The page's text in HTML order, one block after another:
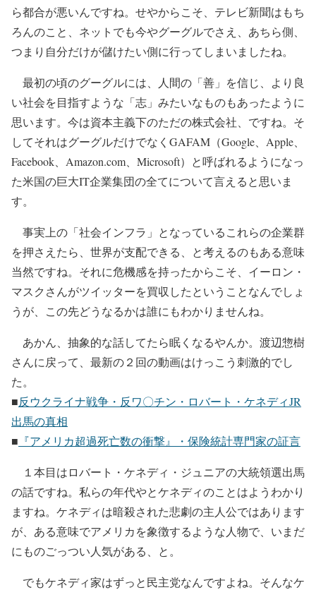
ら都合が悪いんですね。せやからこそ、テレビ新聞はもち
ろんのこと、ネットでも今やグーグルでさえ、あちら側、
つまり自分だけが儲けたい側に行ってしまいましたね。
最初の頃のグーグルには、人間の「善」を信じ、より良
い社会を目指すような「志」みたいなものもあったように
思います。今は資本主義下のただの株式会社、ですね。そ
してそれはグーグルだけでなくGAFAM（Google、Apple、
Facebook、Amazon.com、Microsoft）と呼ばれるようになっ
た米国の巨大IT企業集団の全てについて言えると思いま
す。
事実上の「社会インフラ」となっているこれらの企業群
を押さえたら、世界が支配できる、と考えるのもある意味
当然ですね。それに危機感を持ったからこそ、イーロン・
マスクさんがツイッターを買収したということなんでしょ
うが、この先どうなるかは誰にもわかりませんね。
あかん、抽象的な話してたら眠くなるやんか。渡辺惣樹
さんに戻って、最新の２回の動画はけっこう刺激的でし
た。
■反ウクライナ戦争・反ワ〇チン・ロバート・ケネディJR
出馬の真相
■ 『アメリカ超過死亡数の衝撃』・保険統計専門家の証言
１本目はロバート・ケネディ・ジュニアの大統領選出馬
の話ですね。私らの年代やとケネディのことはようわかり
ますね。ケネディは暗殺された悲劇の主人公ではあります
が、ある意味でアメリカを象徴するような人物で、いまだ
にものごっつい人気がある、と。
でもケネディ家はずっと民主党なんですよね。そんなケ